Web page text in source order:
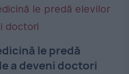
le predă
a deveni doctori